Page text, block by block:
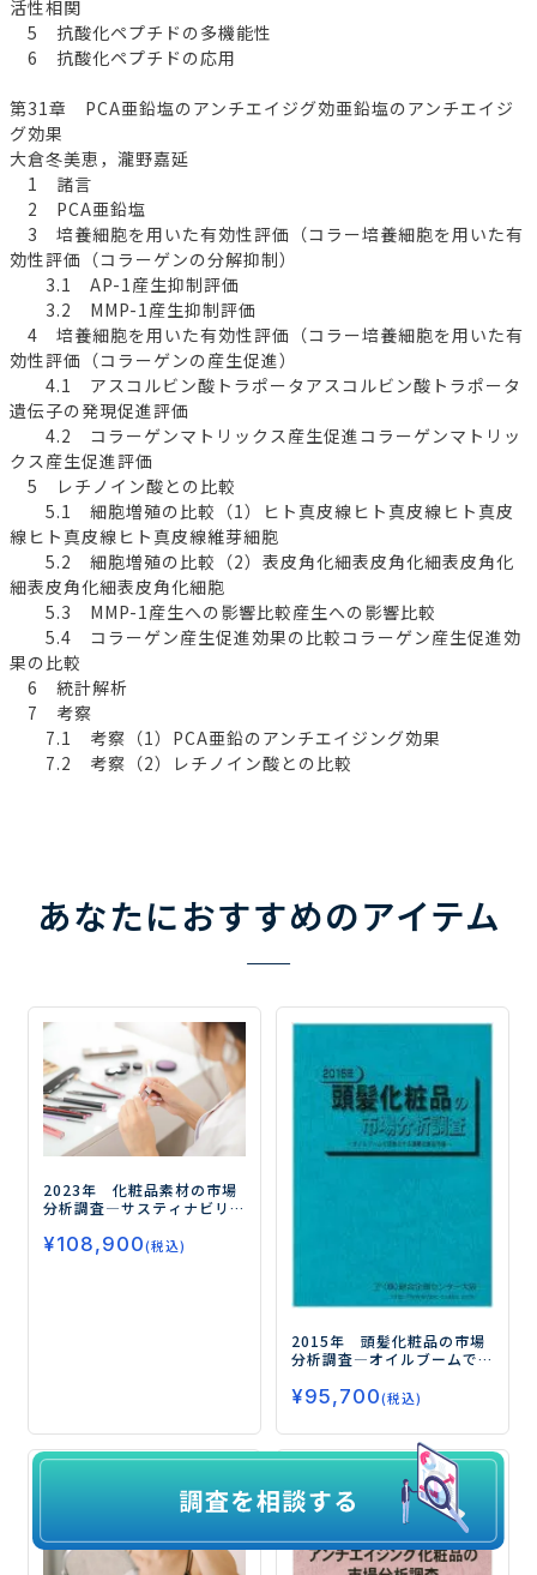
活性相関
5 抗酸化ペプチドの多機能性
6 抗酸化ペプチドの応用
第31章 PCA亜鉛塩のアンチエイジグ効亜鉛塩のアンチエイジ
グ効果
大倉冬美恵，瀧野嘉延
1 諸言
2 PCA亜鉛塩
3 培養細胞を用いた有効性評価（コラー培養細胞を用いた有
効性評価（コラーゲンの分解抑制）
3.1 AP-1産生抑制評価
3.2 MMP-1産生抑制評価
4 培養細胞を用いた有効性評価（コラー培養細胞を用いた有
効性評価（コラーゲンの産生促進）
4.1 アスコルビン酸トラポータアスコルビン酸トラポータ
遺伝子の発現促進評価
4.2 コラーゲンマトリックス産生促進コラーゲンマトリッ
クス産生促進評価
5 レチノイン酸との比較
5.1 細胞増殖の比較（1）ヒト真皮線ヒト真皮線ヒト真皮
線ヒト真皮線ヒト真皮線維芽細胞
5.2 細胞増殖の比較（2）表皮角化細表皮角化細表皮角化
細表皮角化細表皮角化細胞
5.3 MMP-1産生への影響比較産生への影響比較
5.4 コラーゲン産生促進効果の比較コラーゲン産生促進効
果の比較
6 統計解析
7 考察
7.1 考察（1）PCA亜鉛のアンチエイジング効果
7.2 考察（2）レチノイン酸との比較
あなたにおすすめのアイテム
2023年 化粧品素材の市場
分析調査―サスティナビリ
開発が今後の鍵―
¥108,900(税込)
2015年 頭髪化粧品の市場
分析調査―オイルブームで
―
¥95,700(税込)